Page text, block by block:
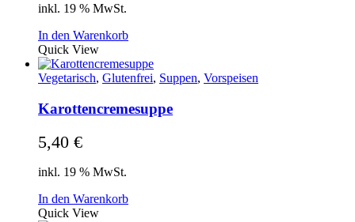
inkl. 19 % MwSt.
In den Warenkorb
Quick View
Vegetarisch, Glutenfrei, Suppen, Vorspeisen
Karottencremesuppe
5,40 €
inkl. 19 % MwSt.
In den Warenkorb
Quick View